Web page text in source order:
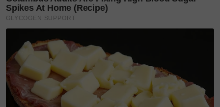
bagaimana idea kreatif dan penyelidikan tempatan
mampu membuka ruang kepada inovasi yang lebih
Layari portalSinarPlus untuk info terkini dan bermanfaat!
Jangan lupa follow kami di Facebook Instagram,Threads
Twitter, YouTube &TikTok . Join grup Telegram kami DI SINI
untuk info dan kisah penuh inspirasi